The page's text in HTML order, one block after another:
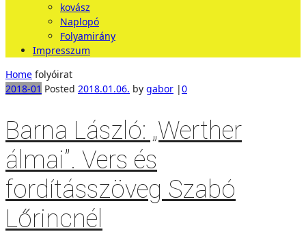
kovász
Naplopó
Folyamirány
Impresszum
Home folyóirat
2018-01 Posted 2018.01.06. by gabor |0
Barna László: „Werther
álmai”. Vers és
fordításszöveg Szabó
Lőrincnél